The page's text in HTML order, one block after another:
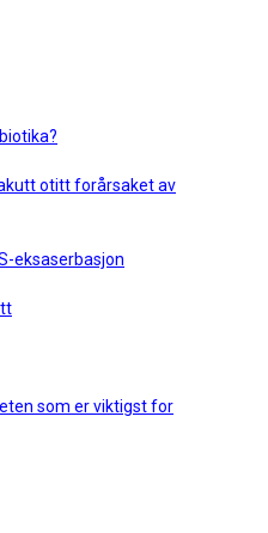
otitt forårsaket av
eksaserbasjon
som er viktigst for